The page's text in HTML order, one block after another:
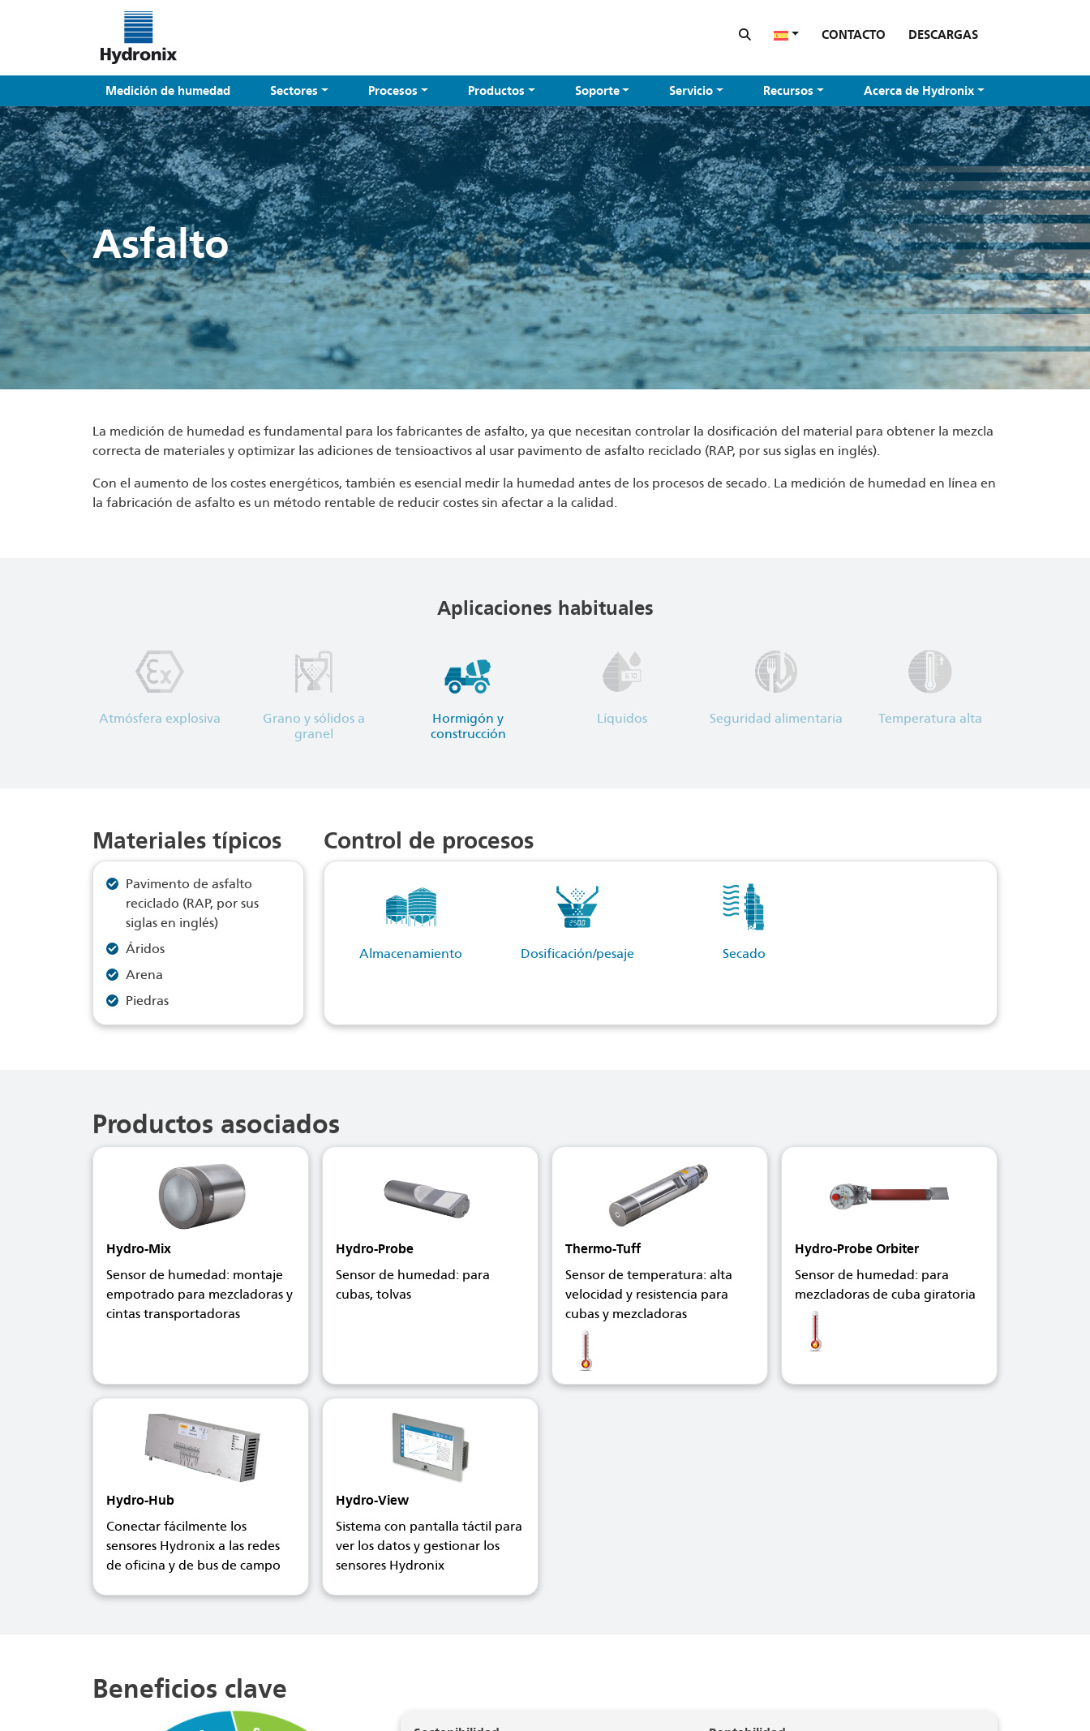
CONTACTO DESCARGAS
Medición de humedad Sectores Procesos Productos Soporte Servicio Recursos Acerca de Hydronix
Asfalto
La medición de humedad es fundamental para los fabricantes de asfalto, ya que necesitan controlar la dosificación del material para obtener la mezcla
correcta de materiales y optimizar las adiciones de tensioactivos al usar pavimento de asfalto reciclado (RAP, por sus siglas en inglés).
Con el aumento de los costes energéticos, también es esencial medir la humedad antes de los procesos de secado. La medición de humedad en línea en
la fabricación de asfalto es un método rentable de reducir costes sin afectar a la calidad.
Aplicaciones habituales
Atmósfera explosiva
Grano y sólidos a
granel
Hormigón y
construcción
Líquidos Seguridad alimentaria Temperatura alta
Materiales típicos
Pavimento de asfalto
reciclado (RAP, por sus
siglas en inglés)
Áridos
Arena
Piedras
Control de procesos
Almacenamiento Dosificación/pesaje Secado
Productos asociados
Hydro-Mix
Sensor de humedad: montaje
empotrado para mezcladoras y
cintas transportadoras
Hydro-Probe
Sensor de humedad: para
cubas, tolvas
Thermo-Tuff
Sensor de temperatura: alta
velocidad y resistencia para
cubas y mezcladoras
Hydro-Probe Orbiter
Sensor de humedad: para
mezcladoras de cuba giratoria
Hydro-Hub
Conectar fácilmente los
sensores Hydronix a las redes
de oficina y de bus de campo
Hydro-View
Sistema con pantalla táctil para
ver los datos y gestionar los
sensores Hydronix
Beneficios clave